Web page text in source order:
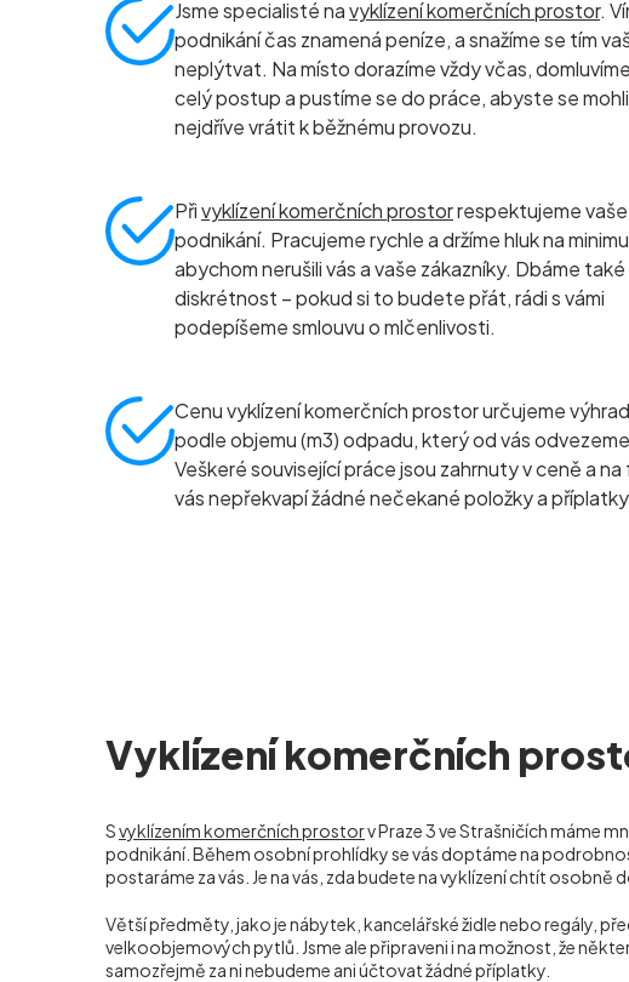
Jsme specialisté navyklízení komerčních prostor.
podnikání čas znamená peníze, a snažíme se tím
neplýtvat. Na místo dorazíme vždy včas,
celý postup a pustíme se do práce, abyste se
nejdříve vrátit k běžnému provozu.
Přivyklízení komerčních prostorrespektujeme vaše
podnikání. Pracujeme rychle a držíme hluk na
abychom nerušili vás a vaše zákazníky. Dbáme také
diskrétnost – pokud si to budete přát, rádi s vámi
podepíšeme smlouvu o mlčenlivosti.
Cenu vyklízení komerčních prostor určujeme
podle objemu (m3) odpadu, který od vás
Veškeré související práce jsou zahrnuty v ceně a
vás nepřekvapí žádné nečekané položky a
Vyklízení komerčních
Svyklízením komerčních prostorv Praze 3 ve Strašničích máme
podnikání. Během osobní prohlídky se vás doptáme na
postaráme za vás. Je na vás, zda budete na vyklízení chtít
Větší předměty, jako je nábytek, kancelářské židle nebo regály,
velkoobjemových pytlů. Jsme ale připraveni i na možnost, že
samozřejmě za ni nebudeme ani účtovat žádné příplatky.